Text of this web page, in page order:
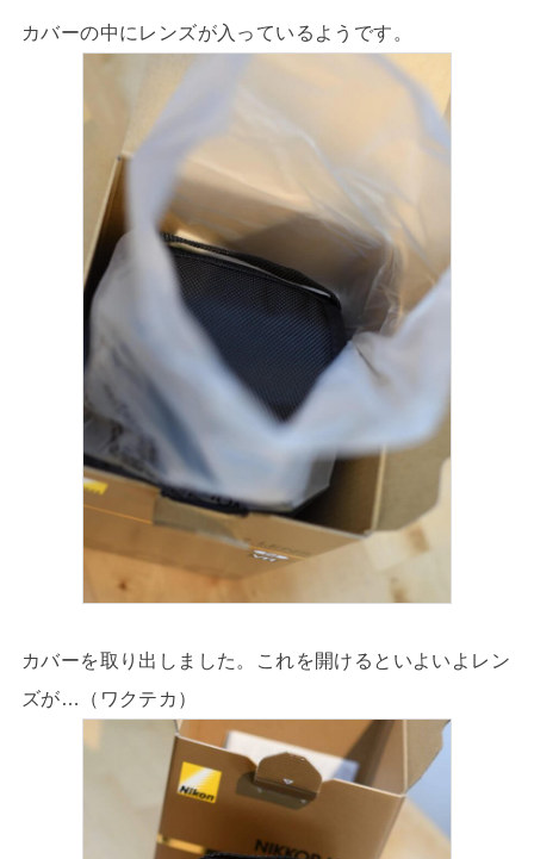
カバーの中にレンズが入っているようです。
カバーを取り出しました。これを開けるといよいよレン
ズが…（ワクテカ）